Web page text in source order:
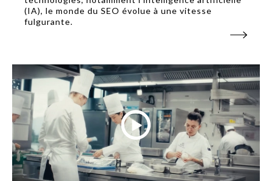
(IA), le monde du SEO évolue à une vitesse
fulgurante.